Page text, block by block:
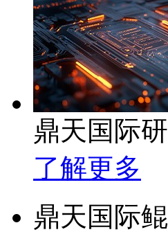
鼎天国际
了解更多
鼎天国际